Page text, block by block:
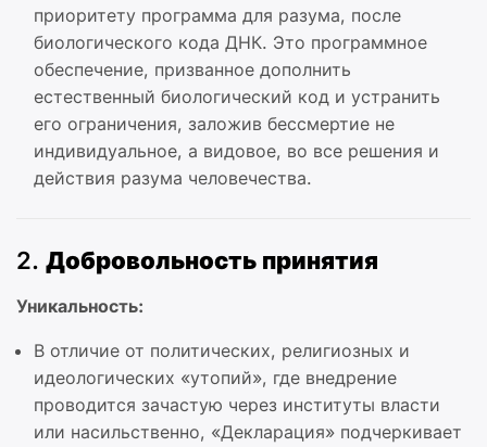
приоритету программа для разума, после
биологического кода ДНК. Это программное
обеспечение, призванное дополнить
естественный биологический код и устранить
его ограничения, заложив бессмертие не
индивидуальное, а видовое, во все решения и
действия разума человечества.
2. Добровольность принятия
Уникальность:
В отличие от политических, религиозных и
идеологических «утопий», где внедрение
проводится зачастую через институты власти
или насильственно, «Декларация» подчеркивает